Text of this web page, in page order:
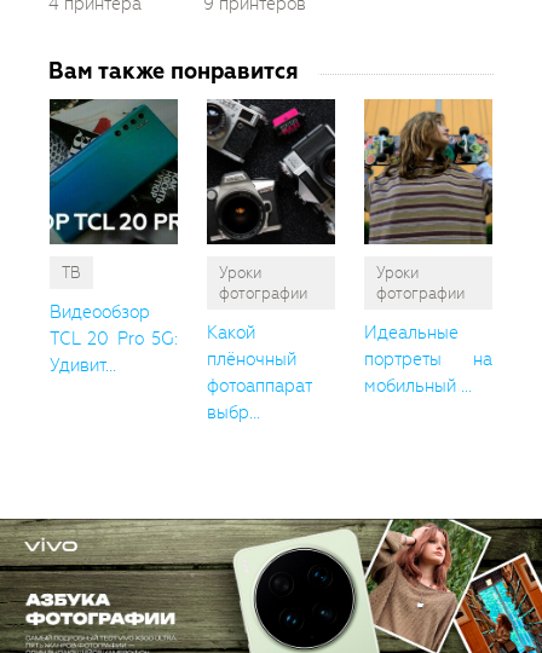
Вам также понравится
ТВ
Видеообзор
TCL 20 Pro 5G:
Удивит...
Уроки
фотографии
Какой
плёночный
фотоаппарат
выбр...
Уроки
фотографии
Идеальные
портреты на
мобильный ...